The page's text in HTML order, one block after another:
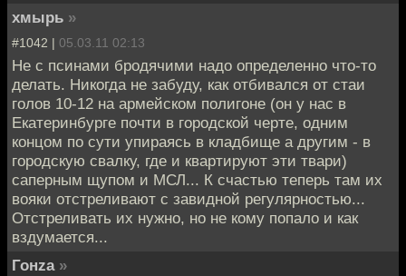
хмырь »
#1042 | 05.03.11 02:13
Не с псинами бродячими надо определенно что-то
делать. Никогда не забуду, как отбивался от стаи
голов 10-12 на армейском полигоне (он у нас в
Екатеринбурге почти в городской черте, одним
концом по сути упираясь в кладбище а другим - в
городскую свалку, где и квартируют эти твари)
саперным щупом и МСЛ... К счастью теперь там их
вояки отстреливают с завидной регулярностью...
Отстреливать их нужно, но не кому попало и как
вздумается...
Гонzа »